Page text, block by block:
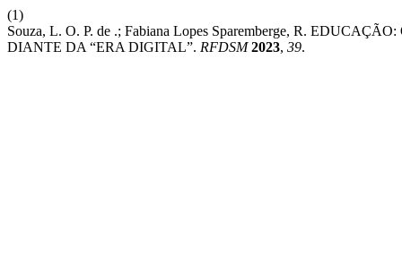
(1)
Souza, L. O. P. de .; Fabiana Lopes Sparemberge, R.
DIANTE DA “ERA DIGITAL”. RFDSM 2023, 39.